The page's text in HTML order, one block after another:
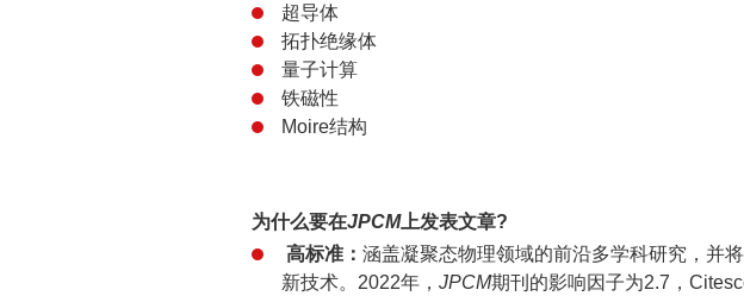
超导体
拓扑绝缘体
量子计算
铁磁性
Moire结构
为什么要在JPCM上发表文章?
高标准： 涵盖凝聚态物理领域的前沿多学科研究，并
新技术。2022年， JPCM期刊的影响因子为2.7，